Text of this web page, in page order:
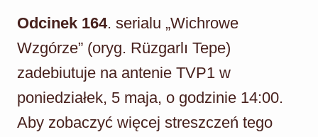
Odcinek 164. serialu „Wichrowe
Wzgórze” (oryg. Rüzgarlı Tepe)
zadebiutuje na antenie TVP1 w
poniedziałek, 5 maja, o godzinie 14:00.
Aby zobaczyć więcej streszczeń tego